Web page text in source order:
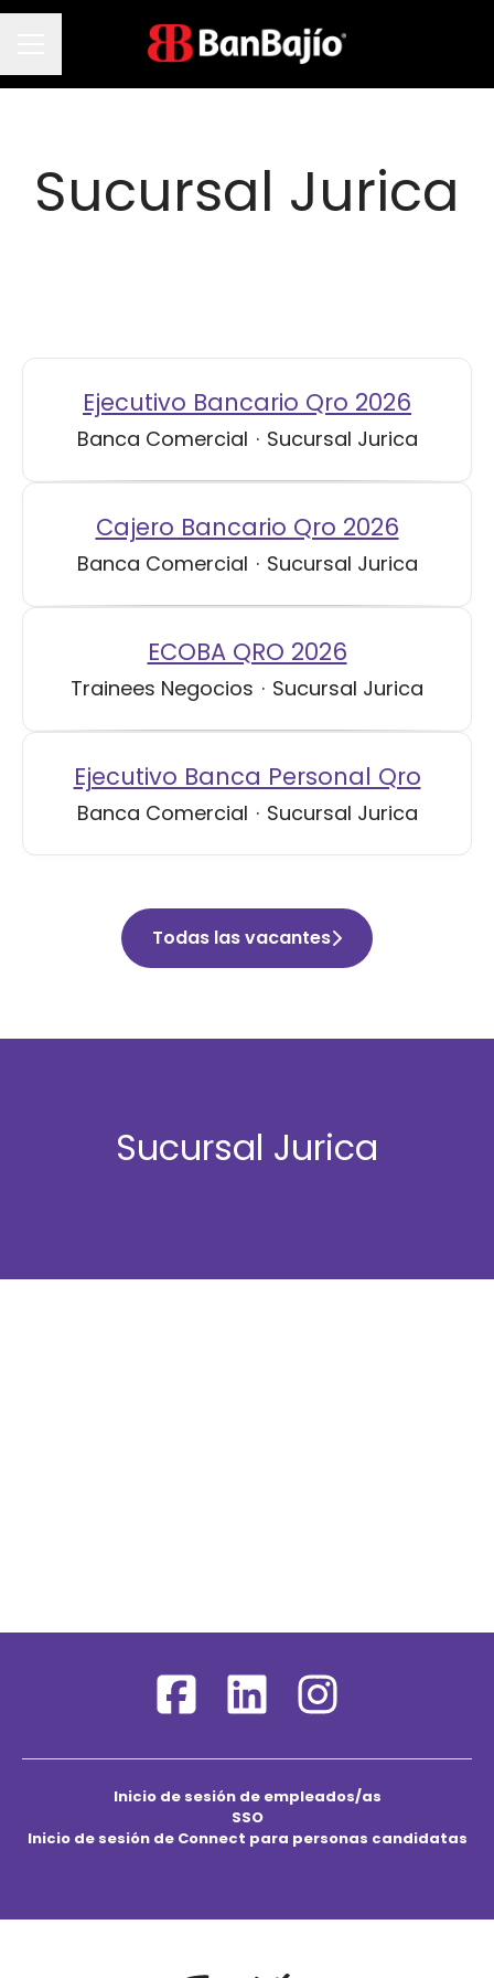
Menú de empleo
Sucursal Jurica
Ejecutivo Bancario Qro 2026
Banca Comercial · Sucursal Jurica
Cajero Bancario Qro 2026
Banca Comercial · Sucursal Jurica
ECOBA QRO 2026
Trainees Negocios · Sucursal Jurica
Ejecutivo Banca Personal Qro
Banca Comercial · Sucursal Jurica
Todas las vacantes
Sucursal Jurica
Inicio de sesión de empleados/as
SSO
Inicio de sesión de Connect para personas candidatas